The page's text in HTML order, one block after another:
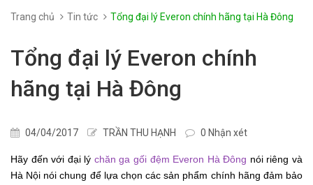
Trang chủ Tin tức Tổng đại lý Everon chính hãng tại Hà Đông
Tổng đại lý Everon chính
hãng tại Hà Đông
04/04/2017 TRẦN THU HẠNH 0 Nhận xét
Hãy đến với đại lý chăn ga gối đệm Everon Hà Đông nói riêng và
Hà Nội nói chung để lựa chọn các sản phẩm chính hãng đảm bảo